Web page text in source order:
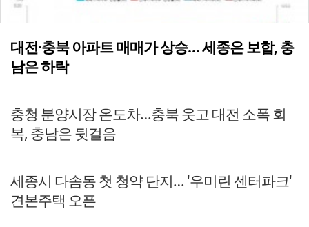
대전·충북 아파트 매매가 상승… 세종은 보합, 충
남은 하락
충청 분양시장 온도차…충북 웃고 대전 소폭 회
복, 충남은 뒷걸음
세종시 다솜동 첫 청약 단지… '우미린 센터파크'
견본주택 오픈